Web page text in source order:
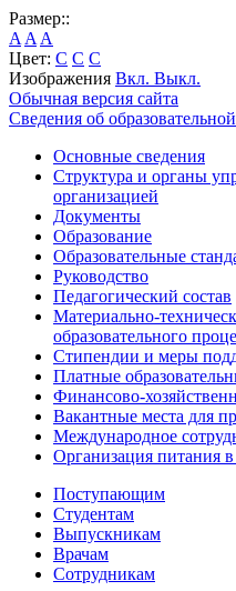
Размер::
A A A
Цвет: C C C
Изображения Вкл. Выкл.
Обычная версия сайта
Сведения об
Основные сведения
Структура и органы
организацией
Документы
Образование
Образовательные
Руководство
Педагогический состав
Материально-
образовательного
Стипендии и меры
Платные
Финансово-
Вакантные места для
Международное
Организация питания
Поступающим
Студентам
Выпускникам
Врачам
Сотрудникам